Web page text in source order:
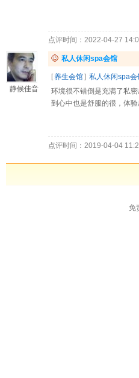
点评时间：2022-04-27
静候佳音
私人休闲spa会馆
[养生会馆] 私人休闲spa会
环境很不错倒是充满了私
到心中也是舒服的很，体验
点评时间：2019-04-04
免